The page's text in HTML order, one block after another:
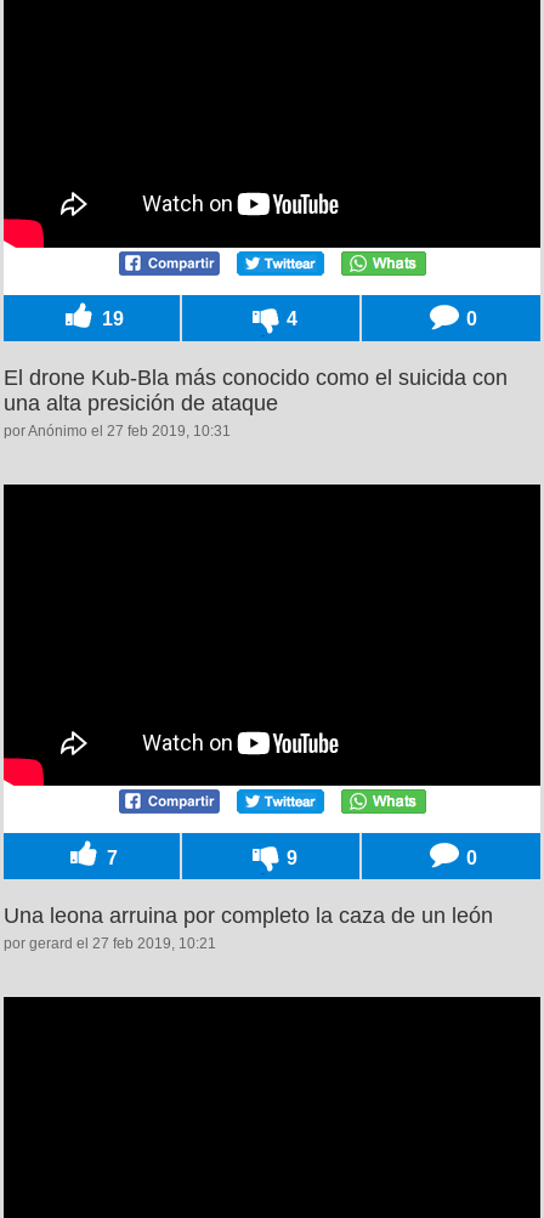
19 4 0
El drone Kub-Bla más conocido como el suicida con
una alta presición de ataque
por Anónimo el 27 feb 2019, 10:31
7 9 0
Una leona arruina por completo la caza de un león
por gerard el 27 feb 2019, 10:21